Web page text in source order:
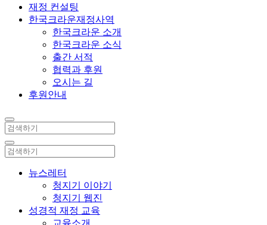
재정 컨설팅
한국크라운재정사역
한국크라운 소개
한국크라운 소식
출간 서적
협력과 후원
오시는 길
후원안내
뉴스레터
청지기 이야기
청지기 웹진
성경적 재정 교육
교육소개